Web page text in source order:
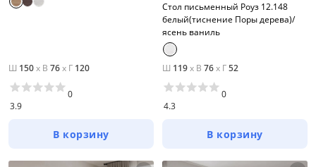
Ш 150x В 76x Г 120
3.9
0
В корзину
Стол письменный Роуз 12.148
белый(тиснение Поры дерева)/
ясень ваниль
Ш 119x В 76x Г52
4.3
0
В корзину